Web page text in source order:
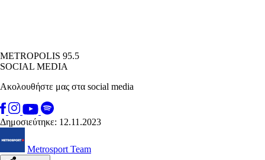
METROPOLIS 95.5
SOCIAL MEDIA
Ακολουθήστε μας στα social media
Δημοσιεύτηκε: 12.11.2023
Metrosport Team